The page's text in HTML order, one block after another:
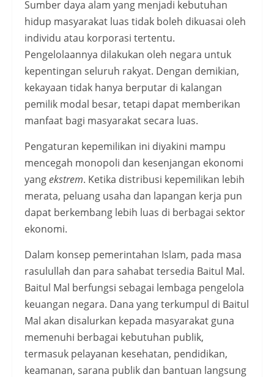
Sumber daya alam yang menjadi kebutuhan
hidup masyarakat luas tidak boleh dikuasai oleh
individu atau korporasi tertentu.
Pengelolaannya dilakukan oleh negara untuk
kepentingan seluruh rakyat. Dengan demikian,
kekayaan tidak hanya berputar di kalangan
pemilik modal besar, tetapi dapat memberikan
manfaat bagi masyarakat secara luas.
Pengaturan kepemilikan ini diyakini mampu
mencegah monopoli dan kesenjangan ekonomi
yangekstrem. Ketika distribusi kepemilikan lebih
merata, peluang usaha dan lapangan kerja pun
dapat berkembang lebih luas di berbagai sektor
ekonomi.
Dalam konsep pemerintahan Islam, pada masa
rasulullah dan para sahabat tersedia Baitul Mal.
Baitul Mal berfungsi sebagai lembaga pengelola
keuangan negara. Dana yang terkumpul di Baitul
Mal akan disalurkan kepada masyarakat guna
memenuhi berbagai kebutuhan publik,
termasuk pelayanan kesehatan, pendidikan,
keamanan, sarana publik dan bantuan langsung